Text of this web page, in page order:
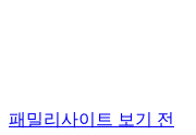
패밀리사이트 보기 전